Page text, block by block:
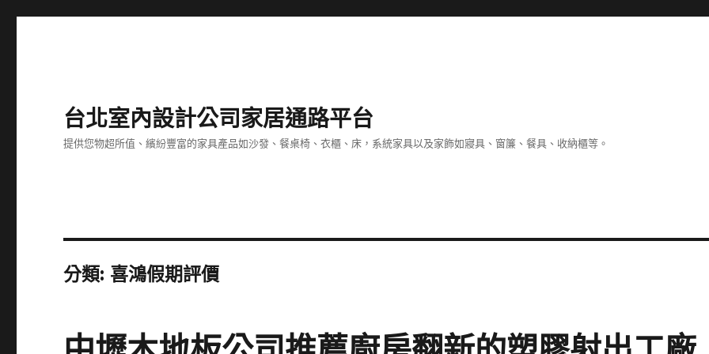
台北室內設計公司家居通路平台
提供您物超所值、繽紛豐富的家具產品如沙發、餐桌椅、衣櫃、床，系統家具以及家飾如寢具、窗簾、餐具、收納櫃等。
分類: 喜鴻假期評價